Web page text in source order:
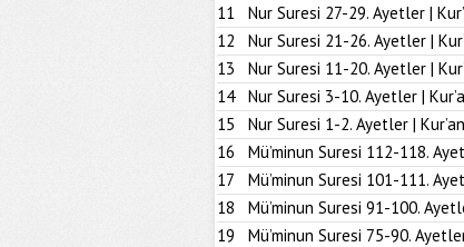
11
Nur Suresi 27-29. Ayetler |
12
Nur Suresi 21-26. Ayetler |
13
Nur Suresi 11-20. Ayetler |
14
Nur Suresi 3-10. Ayetler |
15
Nur Suresi 1-2. Ayetler |
16
Mü’minun Suresi 112-118.
17
Mü’minun Suresi 101-111.
18
Mü’minun Suresi 91-100.
19
Mü’minun Suresi 75-90.